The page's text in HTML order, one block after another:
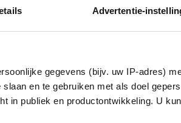
Advertentie-
gegevens (bijv. uw IP-adres)
en te gebruiken met als doel
in publiek en productontwikkeling. U
voorHotel The Dutch
. Voor twee dagen